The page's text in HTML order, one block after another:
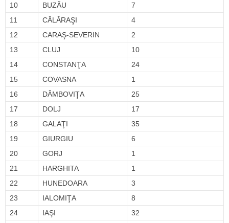
10
BUZĂU
7
11
CĂLĂRAŞI
4
12
CARAŞ-SEVERIN
2
13
CLUJ
10
14
CONSTANŢA
24
15
COVASNA
1
16
DÂMBOVIŢA
25
17
DOLJ
17
18
GALAŢI
35
19
GIURGIU
6
20
GORJ
1
21
HARGHITA
1
22
HUNEDOARA
3
23
IALOMIŢA
8
24
IAŞI
32